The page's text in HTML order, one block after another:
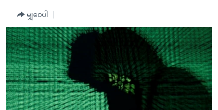
ကျော်
ကြည့်
ရန်
ပင်မ
အ
ညွန်း
စာမျက်နှာ
သို့
အမေရိကန်သုံးအီဒီယံ
မကြေးမုံရဲ့ အင်္ဂလိပ်စာ
ရုပ်ရှင်ထဲက အင်္ဂလိပ်စာ
သုတပဒေသာ အင်္ဂလိပ်စာ
အပတ်စဉ်ကဏ္ဍများ
ရေဒီယို
တီဗွီ
ရေဒီယိုနှင့်ရုပ်သံ အချက်အလက်များ
ရေဒီယို/တီဗွီအစီအစဉ်
Learning English
ဗွီအိုအေ လူမှုကွန်ယက်များ
မျှဝေပါ